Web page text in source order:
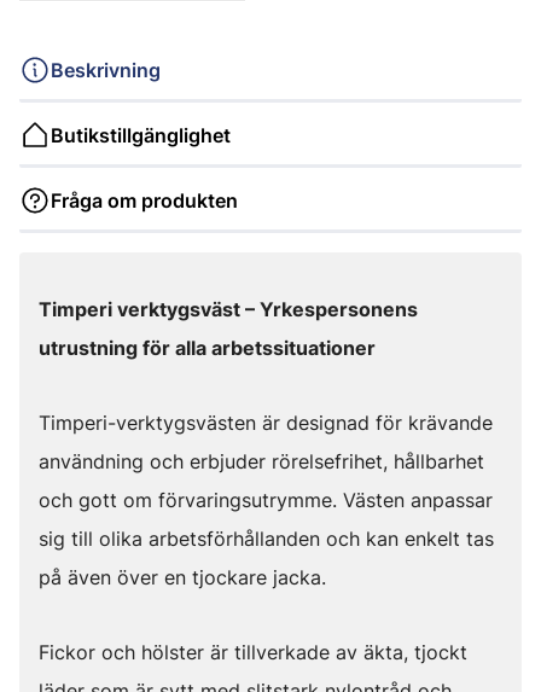
Beskrivning
Butikstillgänglighet
Fråga om produkten
Timperi verktygsväst – Yrkespersonens
utrustning för alla arbetssituationer
Timperi-verktygsvästen är designad för krävande
användning och erbjuder rörelsefrihet, hållbarhet
och gott om förvaringsutrymme. Västen anpassar
sig till olika arbetsförhållanden och kan enkelt tas
på även över en tjockare jacka.
Fickor och hölster är tillverkade av äkta, tjockt